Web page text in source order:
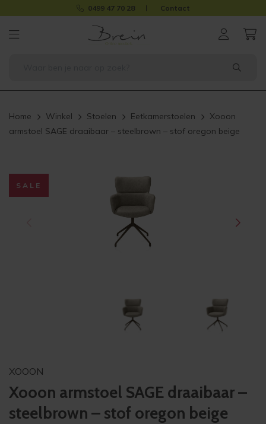
0499 47 70 28 Contact
Home Winkel Stoelen Eetkamerstoelen
Xooon
armstoel SAGE draaibaar – steelbrown – stof oregon beige
SALE
XOOON
Xooon armstoel SAGE draaibaar –
steelbrown – stof oregon beige